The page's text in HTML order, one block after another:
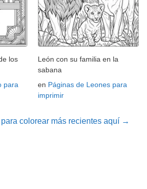
los
para
León con su familia en la
sabana
en Páginas de Leones para
imprimir
colorear más recientes aquí →